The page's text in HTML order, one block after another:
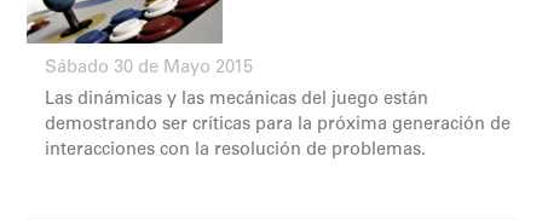
Sábado 30 de Mayo 2015
Las dinámicas y las mecánicas del juego están
demostrando ser críticas para la próxima generación de
interacciones con la resolución de problemas.